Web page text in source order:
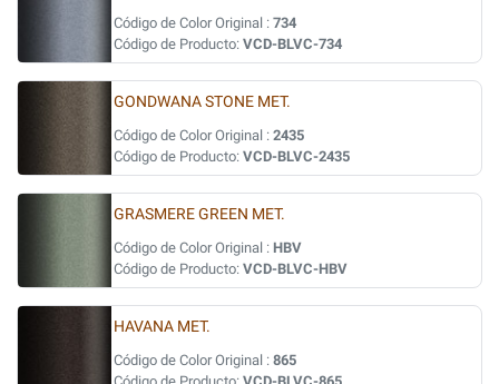
Código de Color Original : 734
Código de Producto: VCD-BLVC-734
GONDWANA STONE MET.
Código de Color Original : 2435
Código de Producto: VCD-BLVC-2435
GRASMERE GREEN MET.
Código de Color Original : HBV
Código de Producto: VCD-BLVC-HBV
HAVANA MET.
Código de Color Original : 865